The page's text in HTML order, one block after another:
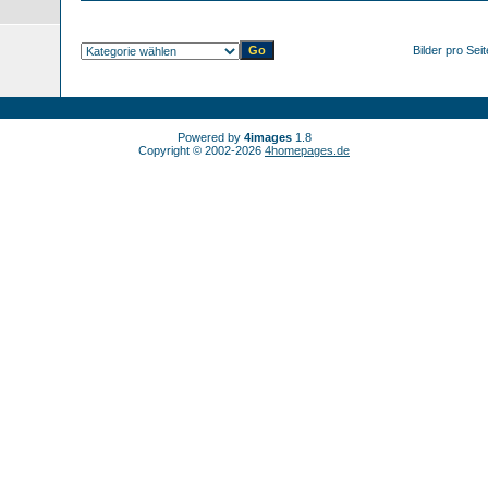
Bilder pro
Powered by 4images1.8
Copyright © 2002-2026 4homepages.de